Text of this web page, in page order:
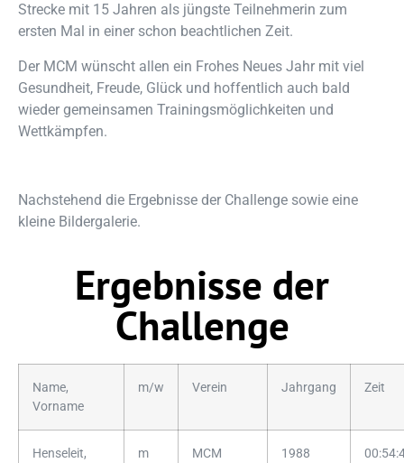
Strecke mit 15 Jahren als jüngste Teilnehmerin zum
ersten Mal in einer schon beachtlichen Zeit.
Der MCM wünscht allen ein Frohes Neues Jahr mit viel
Gesundheit, Freude, Glück und hoffentlich auch bald
wieder gemeinsamen Trainingsmöglichkeiten und
Wettkämpfen.
Nachstehend die Ergebnisse der Challenge sowie eine
kleine Bildergalerie.
Ergebnisse der
Challenge
Name,
Vorname
m/w Verein Jahrgang Zeit
Henseleit,
m MCM 1988